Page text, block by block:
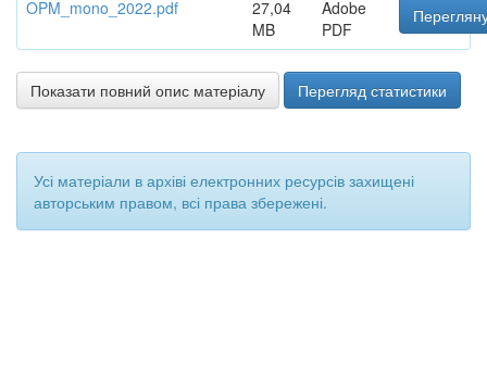
OPM_mono_2022.pdf
27,04
MB
Adobe
PDF
Показати повний опис матеріалу Перегляд статистики
Усі матеріали в архіві електронних ресурсів захищені
авторським правом, всі права збережені.